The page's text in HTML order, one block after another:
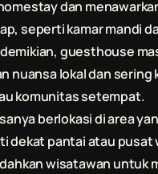
dan
seperti kamar mandi
guesthouse
nuansa lokal dan sering
komunitas setempat.
berlokasi di area
dekat pantai atau pusat
wisatawan untuk